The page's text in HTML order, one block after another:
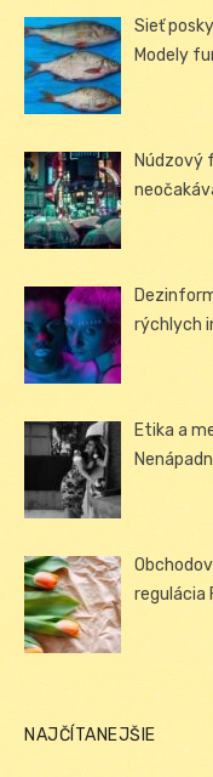
Sieť
Modely
Núdzový
rýchlych
Etika a
regulácia
NAJČÍTANEJŠIE